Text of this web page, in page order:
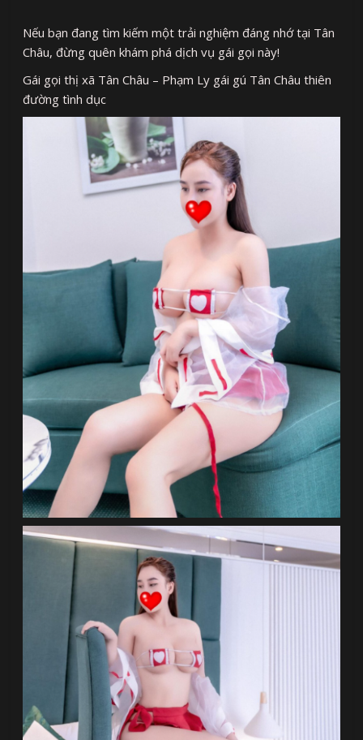
Nếu bạn đang tìm kiếm một trải nghiệm đáng nhớ tại Tân
Châu, đừng quên khám phá dịch vụ gái gọi này!
Gái gọi thị xã Tân Châu – Phạm Ly gái gú Tân Châu thiên
đường tình dục